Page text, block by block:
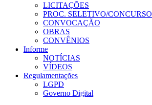
LICITAÇÕES
PROC. SELETIVO/CONCURSO
CONVOCAÇÃO
OBRAS
CONVÊNIOS
Informe
NOTÍCIAS
VÍDEOS
Regulamentações
LGPD
Governo Digital